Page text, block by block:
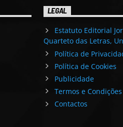
LEGAL
Estatuto Editorial
Quarteto das Letras,
Política de
Política de Cookies
Publicidade
Termos e Condições
Contactos